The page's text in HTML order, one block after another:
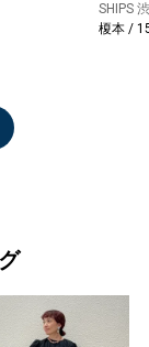
SHIPS
榎本 /